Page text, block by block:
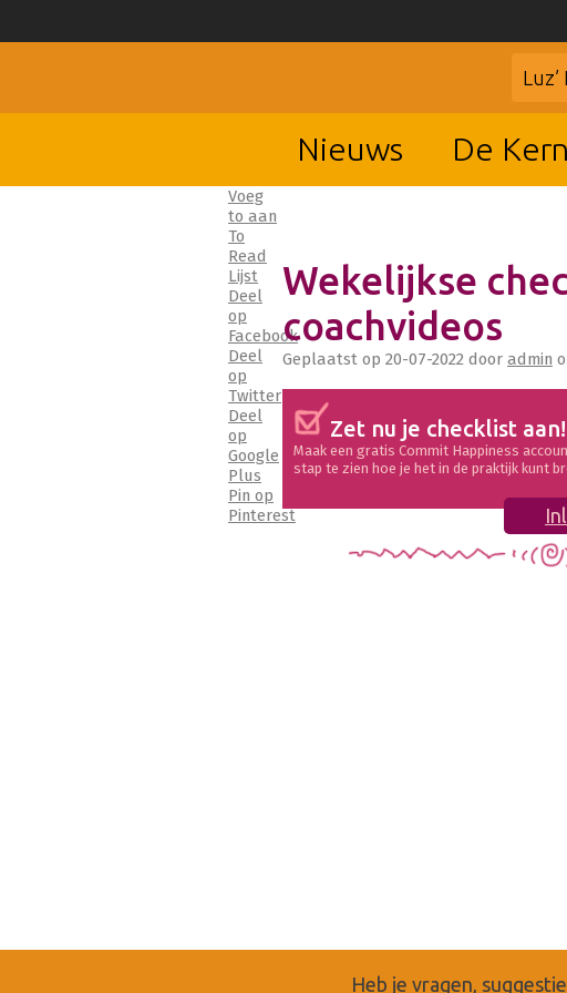
Nieuws De Kern
Voeg
to aan
To
Read
Lijst
Deel
op
Facebook
Deel
op
Twitter
Deel
op
Google
Plus
Pin op
Pinterest
Wekelijkse
coachvideos
Geplaatst op 20-07-2022 door admin
Zet nu je checklist aan!
Maak een gratis Commit Happiness
stap te zien hoe je het in de praktijk kunt
Heb je vragen,